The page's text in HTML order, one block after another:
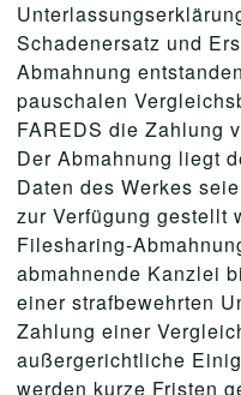
Schadenersatz und
Abmahnung
pauschalen
FAREDS die Zahlung
Der Abmahnung liegt
Daten des Werkes
zur Verfügung gestellt
Filesharing-
abmahnende Kanzlei
einer strafbewehrten
Zahlung einer
außergerichtliche
werden kurze Fristen